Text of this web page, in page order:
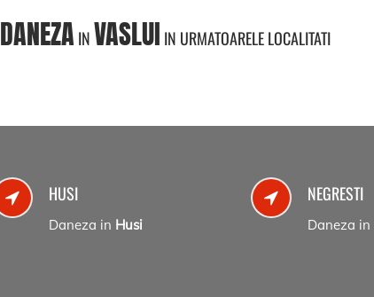
DANEZA INVASLUI IN URMATOARELE LOCALITATI
HUSI
Daneza in Husi
NEGRESTI
Daneza in